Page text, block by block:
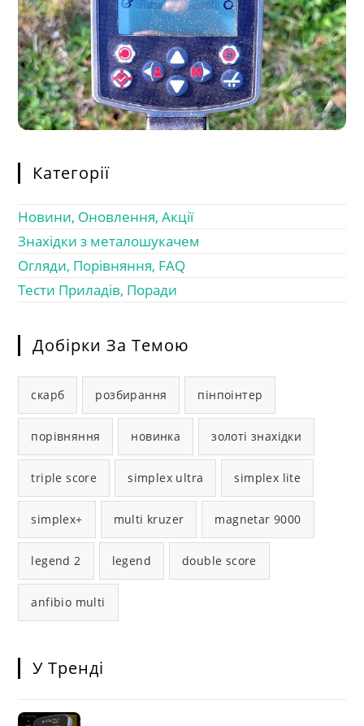
Категорії
Новини, Оновлення, Акції
Знахідки з металошукачем
Огляди, Порівняння, FAQ
Тести Приладів, Поради
Добірки За Темою
скарб розбирання пінпоінтер
порівняння новинка золоті знахідки
triple score simplex ultra simplex lite
simplex+ multi kruzer magnetar 9000
legend 2 legend double score
anfibio multi
У Тренді